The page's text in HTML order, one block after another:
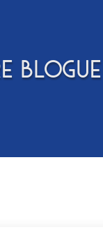
BLOGUE